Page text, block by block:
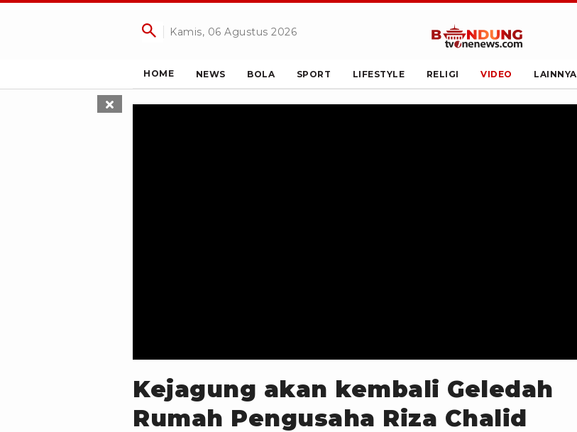
Kamis, 06 Agustus 2026
HOME NEWS BOLA SPORT LIFESTYLE RELIGI VIDEO LAINNYA
Kejagung akan kembali Geledah
Rumah Pengusaha Riza Chalid